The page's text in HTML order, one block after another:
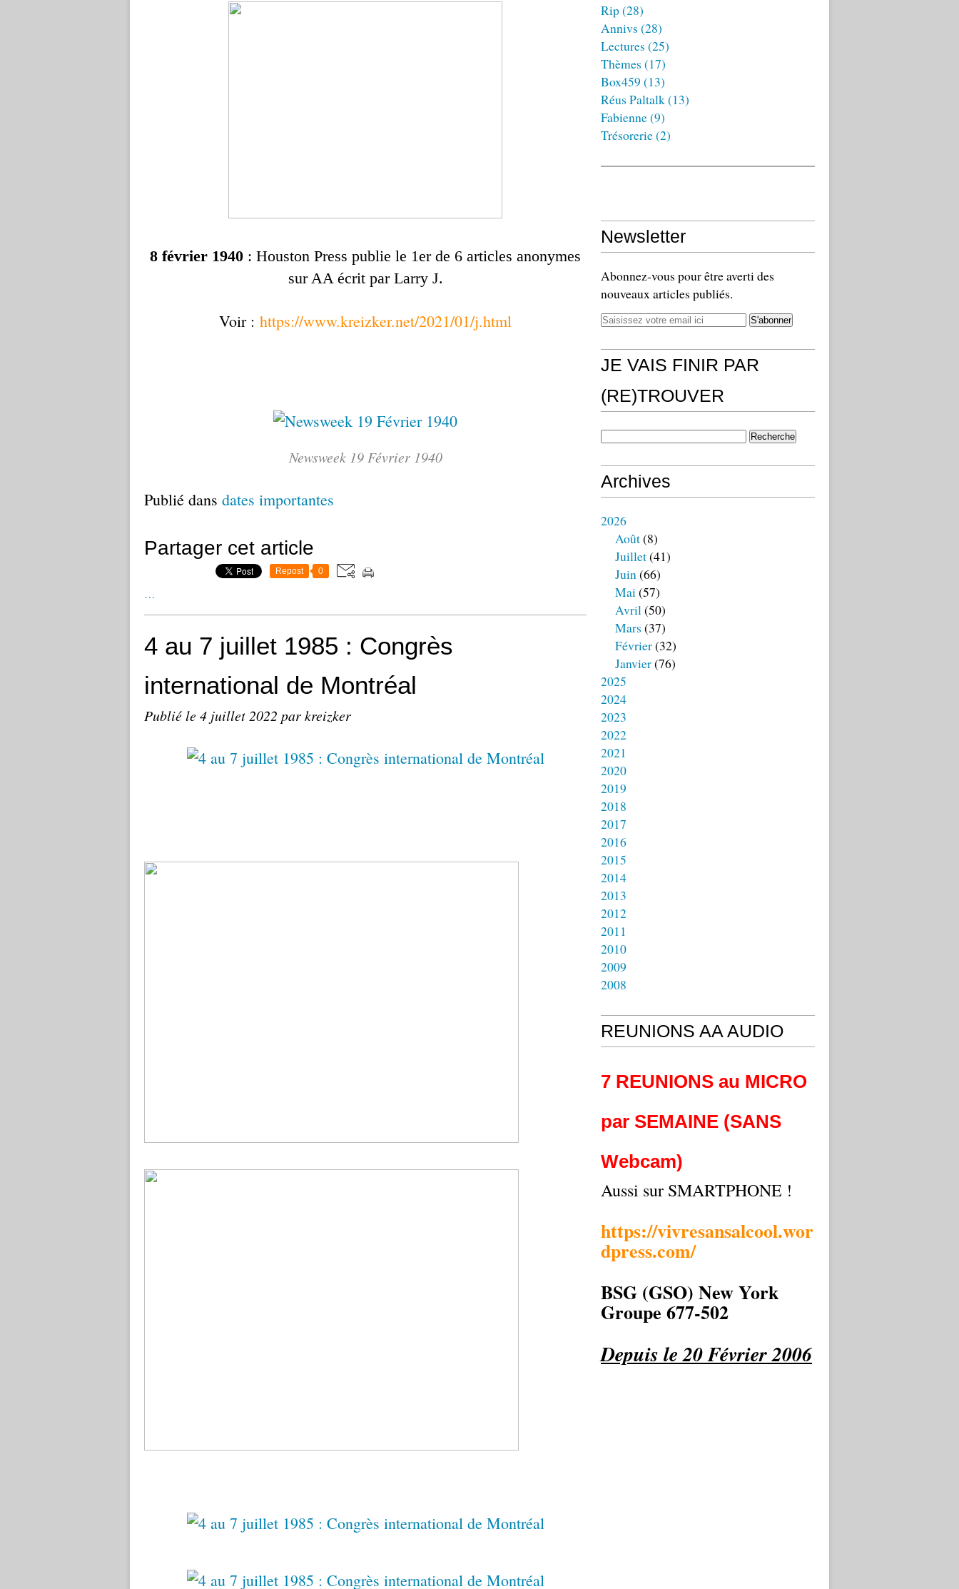
8 février 1940 : Houston Press publie le 1er de 6 articles anonymes
sur AA écrit par Larry J.
Voir : https://www.kreizker.net/2021/01/j.html
Newsweek 19 Février 1940
Publié dans dates importantes
Partager cet article
Repost 0
…
4 au 7 juillet 1985 : Congrès
international de Montréal
Publié le 4 juillet 2022 par kreizker
Rip(28)
Annivs (28)
Lectures (25)
Thèmes (17)
Box459 (13)
Réus Paltalk(13)
Fabienne(9)
Trésorerie(2)
Newsletter
Abonnez-vous pour être averti des
nouveaux articles publiés.
JE VAIS FINIR PAR
(RE)TROUVER
Archives
2026
Août(8)
Juillet(41)
Juin(66)
Mai(57)
Avril(50)
Mars (37)
Février(32)
Janvier(76)
2025
2024
2023
2022
2021
2020
2019
2018
2017
2016
2015
2014
2013
2012
2011
2010
2009
2008
REUNIONS AA AUDIO
7 REUNIONS au MICRO
par SEMAINE (SANS
Webcam)
Aussi sur SMARTPHONE !
https://vivresansalcool.wor
dpress.com/
BSG (GSO) New York
Groupe 677-502
Depuis le 20 Février 2006